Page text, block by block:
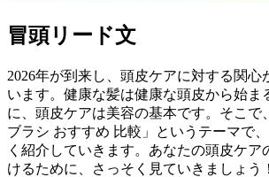
冒頭リード文
2026年が到来し、頭皮ケアに対する関心
います。健康な髪は健康な頭皮から始ま
に、頭皮ケアは美容の基本です。そこで
ブラシ おすすめ 比較」というテーマで
く紹介していきます。あなたの頭皮ケア
けるために、さっそく見ていきましょう！